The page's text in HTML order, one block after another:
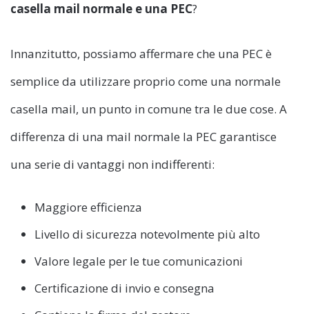
casella mail normale e una PEC?
Innanzitutto, possiamo affermare che una PEC è
semplice da utilizzare proprio come una normale
casella mail, un punto in comune tra le due cose. A
differenza di una mail normale la PEC garantisce
una serie di vantaggi non indifferenti:
Maggiore efficienza
Livello di sicurezza notevolmente più alto
Valore legale per le tue comunicazioni
Certificazione di invio e consegna